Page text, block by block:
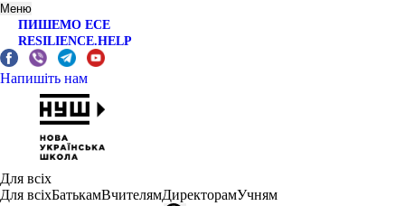
Меню
ПИШЕМО ЕСЕ
RESILIENCE.HELP
Напишіть нам
Для всіх
Для всіхБатькамВчителямДиректорамУчням